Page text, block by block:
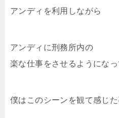
アンディを利用しながら
アンディに刑務所内の
楽な仕事をさせるようになっ
僕はこのシーンを観て感じ